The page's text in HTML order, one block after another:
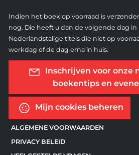
Indien het boek op voorraad is
nog. Die heeft u dan de volgende dag in
Nederlandstalige titels die niet op
werkdag of de dag erna in huis.
Inschrijven voor onze
boekentips en
Mijn cookies beheren
ALGEMENE VOORWAARDEN
PRIVACY BELEID